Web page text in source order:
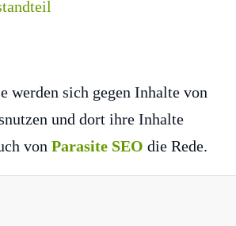
werden sich gegen Inhalte von
und dort ihre Inhalte
von Parasite SEO die Rede.